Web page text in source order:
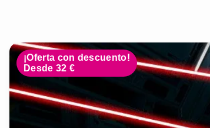
¡Oferta con descuento!
Desde 32 €